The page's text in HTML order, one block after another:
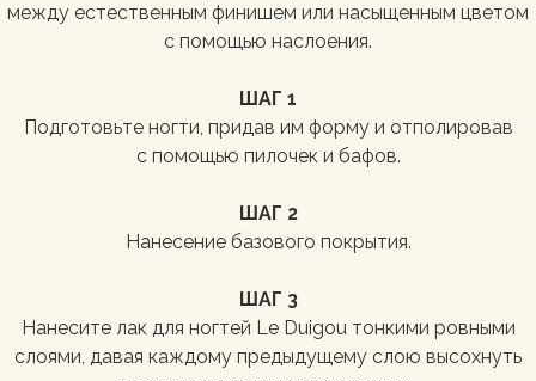
между естественным финишем или насыщенным цветом
с помощью наслоения.
ШАГ 1
Подготовьте ногти, придав им форму и отполировав
с помощью пилочек и бафов.
ШАГ 2
Нанесение базового покрытия.
ШАГ 3
Нанесите лак для ногтей Le Duigou тонкими ровными
слоями, давая каждому предыдущему слою высохнуть